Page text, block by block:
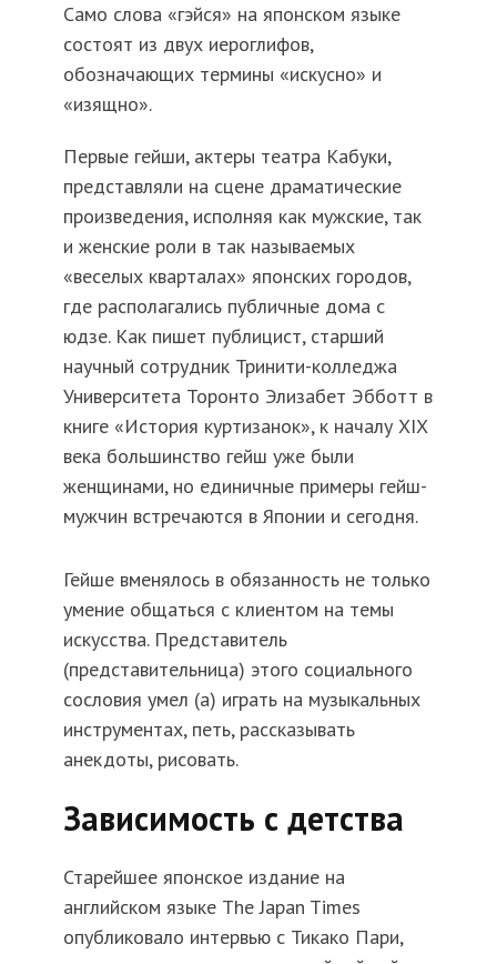
Само слова «гэйся» на японском языке
состоят из двух иероглифов,
обозначающих термины «искусно» и
«изящно».
Первые гейши, актеры театра Кабуки,
представляли на сцене драматические
произведения, исполняя как мужские, так
и женские роли в так называемых
«веселых кварталах» японских городов,
где располагались публичные дома с
юдзе. Как пишет публицист, старший
научный сотрудник Тринити-колледжа
Университета Торонто Элизабет Эбботт в
книге «История куртизанок», к началу XIX
века большинство гейш уже были
женщинами, но единичные примеры гейш-
мужчин встречаются в Японии и сегодня.
Гейше вменялось в обязанность не только
умение общаться с клиентом на темы
искусства. Представитель
(представительница) этого социального
сословия умел (а) играть на музыкальных
инструментах, петь, рассказывать
анекдоты, рисовать.
Зависимость с детства
Старейшее японское издание на
английском языке The Japan Times
опубликовало интервью с Тикако Пари,